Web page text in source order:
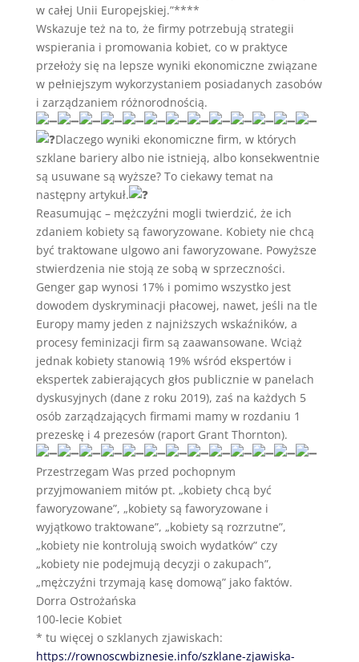
w całej Unii Europejskiej.”****
Wskazuje też na to, że firmy potrzebują strategii
wspierania i promowania kobiet, co w praktyce
przełoży się na lepsze wyniki ekonomiczne związane
w pełniejszym wykorzystaniem posiadanych zasobów
i zarządzaniem różnorodnością.
Dlaczego wyniki ekonomiczne firm, w których
szklane bariery albo nie istnieją, albo konsekwentnie
są usuwane są wyższe? To ciekawy temat na
następny artykuł.
Reasumując – mężczyźni mogli twierdzić, że ich
zdaniem kobiety są faworyzowane. Kobiety nie chcą
być traktowane ulgowo ani faworyzowane. Powyższe
stwierdzenia nie stoją ze sobą w sprzeczności.
Genger gap wynosi 17% i pomimo wszystko jest
dowodem dyskryminacji płacowej, nawet, jeśli na tle
Europy mamy jeden z najniższych wskaźników, a
procesy feminizacji firm są zaawansowane. Wciąż
jednak kobiety stanowią 19% wśród ekspertów i
ekspertek zabierających głos publicznie w panelach
dyskusyjnych (dane z roku 2019), zaś na każdych 5
osób zarządzających firmami mamy w rozdaniu 1
prezeskę i 4 prezesów (raport Grant Thornton).
Przestrzegam Was przed pochopnym
przyjmowaniem mitów pt. „kobiety chcą być
faworyzowane”, „kobiety są faworyzowane i
wyjątkowo traktowane”, „kobiety są rozrzutne”,
„kobiety nie kontrolują swoich wydatków” czy
„kobiety nie podejmują decyzji o zakupach”,
„mężczyźni trzymają kasę domową” jako faktów.
Dorra Ostrożańska
100-lecie Kobiet
* tu więcej o szklanych zjawiskach:
https://rownoscwbiznesie.info/szklane-zjawiska-